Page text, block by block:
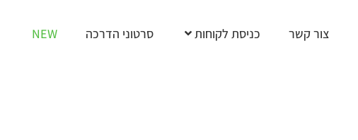
צור קשר כניסת לקוחות סרטוני הדרכה NEW